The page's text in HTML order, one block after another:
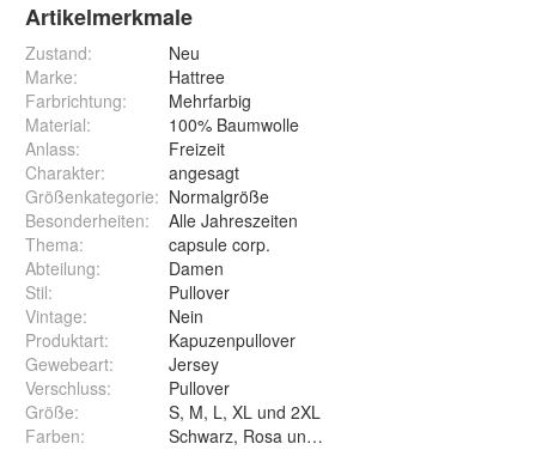
Artikelmerkmale
Zustand:
Neu
Marke:
Hattree
Farbrichtung:
Mehrfarbig
Material:
100% Baumwolle
Anlass:
Freizeit
Charakter:
angesagt
Größenkategorie: Normalgröße
Besonderheiten:
Alle Jahreszeiten
Thema:
capsule corp.
Abteilung:
Damen
Stil:
Pullover
Vintage:
Nein
Produktart:
Kapuzenpullover
Gewebeart:
Jersey
Verschluss:
Pullover
Größe:
S, M, L, XL und 2XL
Farben: Schwarz, Rosa und Weiß